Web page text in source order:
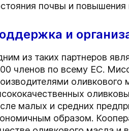
почвы и
и
из таких партнеров
членов по всему ЕС.
малых и средних
образом.